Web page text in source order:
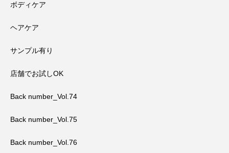
ボディケア
ヘアケア
サンプル有り
店舗でお試しOK
Back number_Vol.74
Back number_Vol.75
Back number_Vol.76